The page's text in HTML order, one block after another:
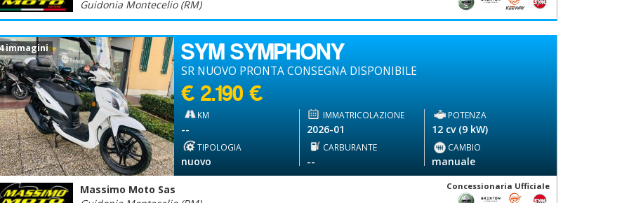
Guidonia Montecelio (RM)
immagini SYM SYMPHONY
SR NUOVO PRONTA CONSEGNA DISPONIBILE
€ 2.190 €
KM
--
IMMATRICOLAZIONE
2026-01
POTENZA
12 cv (9 kW)
TIPOLOGIA
nuovo
CARBURANTE
--
CAMBIO
manuale
Massimo Moto Sas
Concessionaria Ufficiale